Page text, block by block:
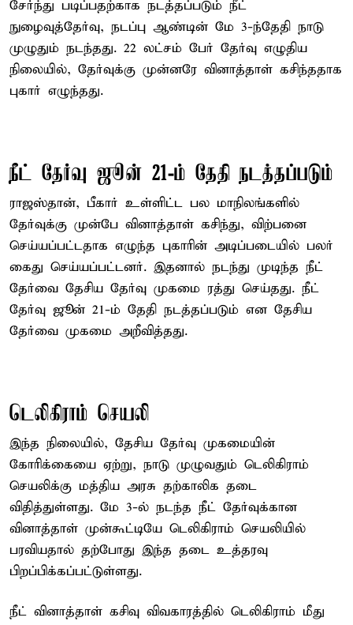
சேர்ந்து படிப்பதற்காக நடத்தப்படும் நீட்
நுழைவுத்தேர்வு, நடப்பு ஆண்டின் மே 3-ந்தேதி நாடு
முழுதும் நடந்தது. 22 லட்சம் பேர் தேர்வு எழுதிய
நிலையில், தேர்வுக்கு முன்னரே வினாத்தாள் கசிந்ததாக
புகார் எழுந்தது.
நீட் தேர்வு ஜூன் 21-ம் தேதி நடத்தப்படும்
ராஜஸ்தான், பீகார் உள்ளிட்ட பல மாநிலங்களில்
தேர்வுக்கு முன்பே வினாத்தாள் கசிந்து, விற்பனை
செய்யப்பட்டதாக எழுந்த புகாரின் அடிப்படையில் பலர்
கைது செய்யப்பட்டனர். இதனால் நடந்து முடிந்த நீட்
தேர்வை தேசிய தேர்வு முகமை ரத்து செய்தது. நீட்
தேர்வு ஜூன் 21-ம் தேதி நடத்தப்படும் என தேசிய
தேர்வை முகமை அறீவித்தது.
டெலிகிராம் செயலி
இந்த நிலையில், தேசிய தேர்வு முகமையின்
கோரிக்கையை ஏற்று, நாடு முழுவதும் டெலிகிராம்
செயலிக்கு மத்திய அரசு தற்காலிக தடை
விதித்துள்ளது. மே 3-ல் நடந்த நீட் தேர்வுக்கான
வினாத்தாள் முன்கூட்டியே டெலிகிராம் செயலியில்
பரவியதால் தற்போது இந்த தடை உத்தரவு
பிறப்பிக்கப்பட்டுள்ளது.
நீட் வினாத்தாள் கசிவு விவகாரத்தில் டெலிகிராம் மீது